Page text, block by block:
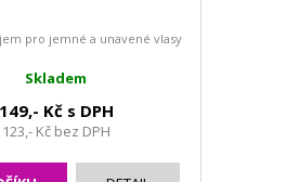
pro jemné a unavené vlasy
Skladem
149,- Kč s DPH
123,- Kč bez DPH